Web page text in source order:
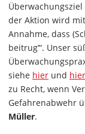
der Aktion wird
Annahme, dass
beitrug’“. Unser
siehe hier und hier
zu Recht, wenn
Gefahrenabwehr
Müller.